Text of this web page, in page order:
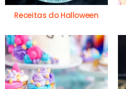
Receitas do Halloween